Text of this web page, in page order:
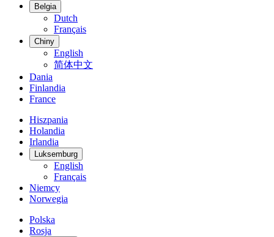
Belgia
Dutch
Français
Chiny
English
简体中文
Dania
Finlandia
France
Hiszpania
Holandia
Irlandia
Luksemburg
English
Français
Niemcy
Norwegia
Polska
Rosja